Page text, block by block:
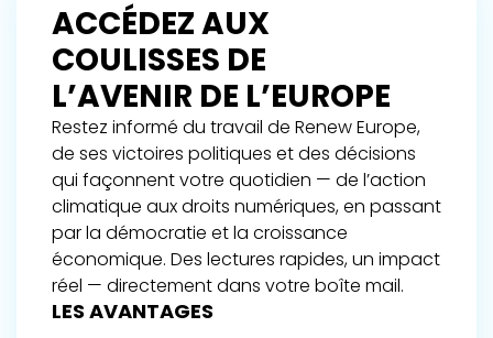
ACCÉDEZ AUX
COULISSES DE
L’AVENIR DE L’EUROPE
Restez informé du travail de Renew Europe,
de ses victoires politiques et des décisions
qui façonnent votre quotidien — de l’action
climatique aux droits numériques, en passant
par la démocratie et la croissance
économique. Des lectures rapides, un impact
réel — directement dans votre boîte mail.
LES AVANTAGES